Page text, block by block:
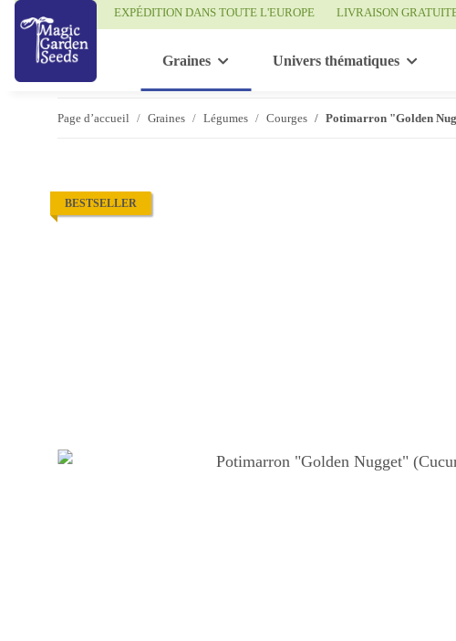
EXPÉDITION DANS TOUTE L'EUROPE LIVRAISON
Graines Univers thématiques
Page d’accueil Graines Légumes Courges Potimarron "Golden
BESTSELLER